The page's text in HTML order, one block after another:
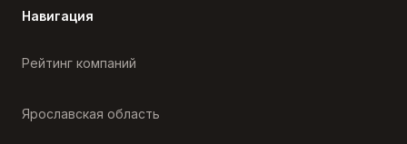
Навигация
Рейтинг компаний
Ярославская область